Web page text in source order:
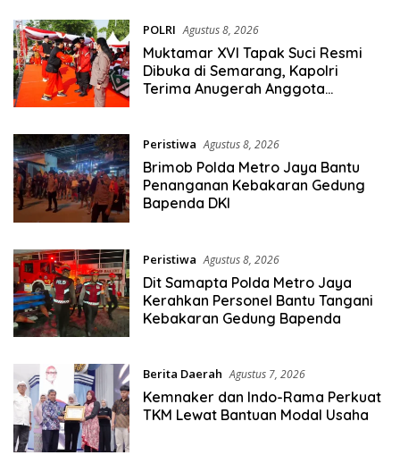
POLRI Agustus 8, 2026
Muktamar XVI Tapak Suci Resmi
Dibuka di Semarang, Kapolri
Terima Anugerah Anggota
Peristiwa Agustus 8, 2026
Brimob Polda Metro Jaya Bantu
Penanganan Kebakaran Gedung
Bapenda DKI
Peristiwa Agustus 8, 2026
Dit Samapta Polda Metro Jaya
Kerahkan Personel Bantu Tangani
Kebakaran Gedung Bapenda
Berita Daerah Agustus 7, 2026
Kemnaker dan Indo-Rama Perkuat
TKM Lewat Bantuan Modal Usaha